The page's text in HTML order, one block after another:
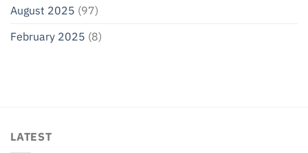
August 2025 (97)
February 2025 (8)
LATEST